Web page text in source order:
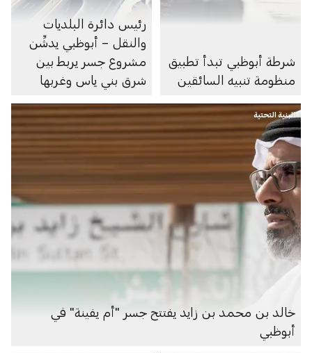
شرطة أبوظبي تبدأ تطبيق
منظومة تنبيه السائقين
رئيس دائرة البلديات
والنقل – أبوظبي يدشِّن
مشروع جسر يربط بين
شرق بني ياس وغربها
البنية التحتية
خالد بن محمد بن زايد يفتتح جسر "أم يفينة" في
أبوظبي